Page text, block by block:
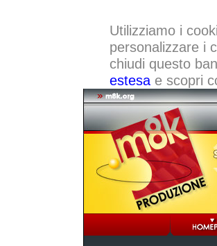
Utilizziamo i
personalizzare i
chiudi questo
estesae scopri